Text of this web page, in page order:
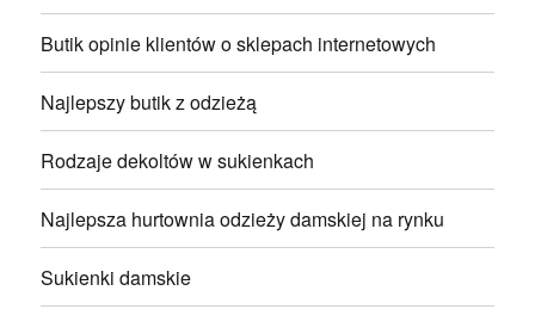
Butik opinie klientów o sklepach internetowych
Najlepszy butik z odzieżą
Rodzaje dekoltów w sukienkach
Najlepsza hurtownia odzieży damskiej na rynku
Sukienki damskie